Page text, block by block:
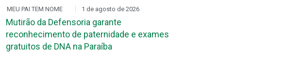
MEU PAI TEM NOME 1 de agosto de 2026
Mutirão da Defensoria garante
reconhecimento de paternidade e exames
gratuitos de DNA na Paraíba